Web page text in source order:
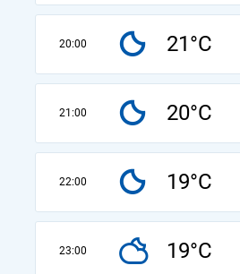
20:00 21°C
21:00 20°C
22:00 19°C
23:00 19°C